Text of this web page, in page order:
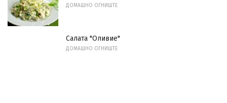
ДОМАШНО ОГНИШТЕ
Салата "Оливие"
ДОМАШНО ОГНИШТЕ